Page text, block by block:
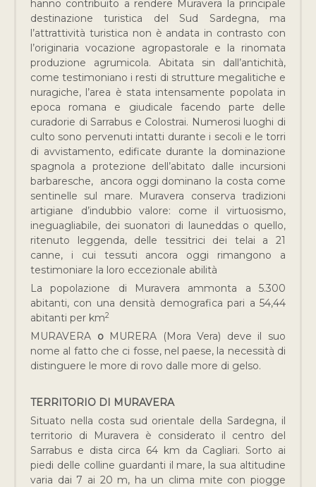
hanno contribuito a rendere Muravera la principale
destinazione turistica del Sud Sardegna, ma
l’attrattività turistica non è andata in contrasto con
l’originaria vocazione agropastorale e la rinomata
produzione agrumicola. Abitata sin dall’antichità,
come testimoniano i resti di strutture megalitiche e
nuragiche, l’area è stata intensamente popolata in
epoca romana e giudicale facendo parte delle
curadorie di Sarrabus e Colostrai. Numerosi luoghi di
culto sono pervenuti intatti durante i secoli e le torri
di avvistamento, edificate durante la dominazione
spagnola a protezione dell’abitato dalle incursioni
barbaresche, ancora oggi dominano la costa come
sentinelle sul mare. Muravera conserva tradizioni
artigiane d’indubbio valore: come il virtuosismo,
ineguagliabile, dei suonatori di launeddas o quello,
ritenuto leggenda, delle tessitrici dei telai a 21
canne, i cui tessuti ancora oggi rimangono a
testimoniare la loro eccezionale abilità
La popolazione di Muravera ammonta a 5.300
abitanti, con una densità demografica pari a 54,44
abitanti per km2
MURAVERA o MURERA (Mora Vera) deve il suo
nome al fatto che ci fosse, nel paese, la necessità di
distinguere le more di rovo dalle more di gelso.
TERRITORIO DI MURAVERA
Situato nella costa sud orientale della Sardegna, il
territorio di Muravera è considerato il centro del
Sarrabus e dista circa 64 km da Cagliari. Sorto ai
piedi delle colline guardanti il mare, la sua altitudine
varia dai 7 ai 20 m, ha un clima mite con piogge